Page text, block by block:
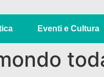
Eventi e Cultura